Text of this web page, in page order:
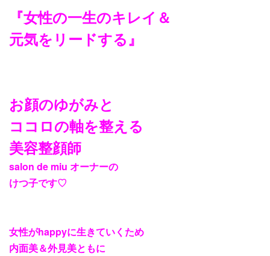
『女性の一生のキレイ＆
元気をリードする』
お顔のゆがみと
ココロの軸を整える
美容整顔師
salon de miu オーナーの
けつ子です♡
女性がhappyに生きていくため
内面美＆外見美ともに